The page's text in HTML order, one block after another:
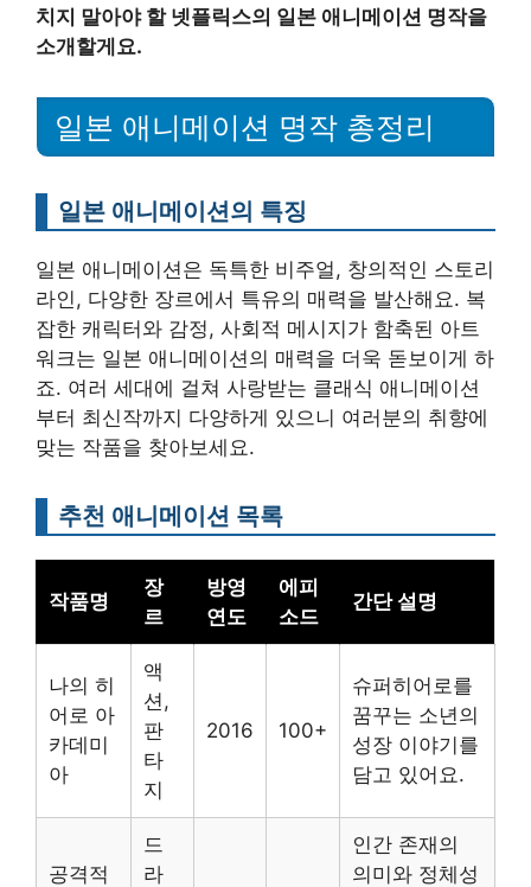
치지 말아야 할 넷플릭스의 일본 애니메이션 명작을
소개할게요.
일본 애니메이션 명작 총정리
일본 애니메이션의 특징
일본 애니메이션은 독특한 비주얼, 창의적인 스토리
라인, 다양한 장르에서 특유의 매력을 발산해요. 복
잡한 캐릭터와 감정, 사회적 메시지가 함축된 아트
워크는 일본 애니메이션의 매력을 더욱 돋보이게 하
죠. 여러 세대에 걸쳐 사랑받는 클래식 애니메이션
부터 최신작까지 다양하게 있으니 여러분의 취향에
맞는 작품을 찾아보세요.
추천 애니메이션 목록
작품명
장
르
방영
연도
에피
소드
간단 설명
나의 히
어로 아
카데미
아
액
션,
판
타
지
2016 100+
슈퍼히어로를
꿈꾸는 소년의
성장 이야기를
담고 있어요.
공격적
드
라
인간 존재의
의미와 정체성